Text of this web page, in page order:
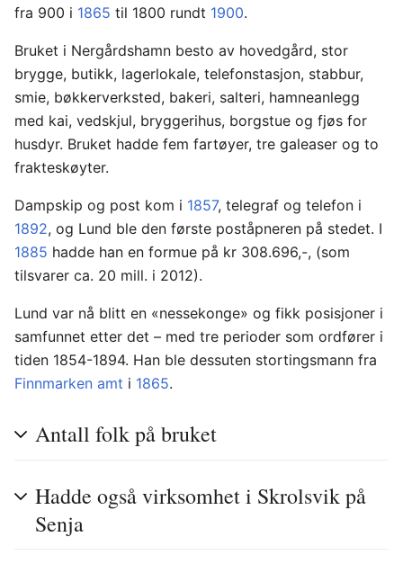
fra 900 i 1865 til 1800 rundt 1900.
Bruket i Nergårdshamn besto av hovedgård, stor
brygge, butikk, lagerlokale, telefonstasjon, stabbur,
smie, bøkkerverksted, bakeri, salteri, hamneanlegg
med kai, vedskjul, bryggerihus, borgstue og fjøs for
husdyr. Bruket hadde fem fartøyer, tre galeaser og to
frakteskøyter.
Dampskip og post kom i 1857, telegraf og telefon i
1892, og Lund ble den første poståpneren på stedet. I
1885 hadde han en formue på kr 308.696,-, (som
tilsvarer ca. 20 mill. i 2012).
Lund var nå blitt en «nessekonge» og fikk posisjoner i
samfunnet etter det – med tre perioder som ordfører i
tiden 1854-1894. Han ble dessuten stortingsmann fra
Finnmarken amt i 1865.
Antall folk på bruket
Hadde også virksomhet i Skrolsvik på
Senja